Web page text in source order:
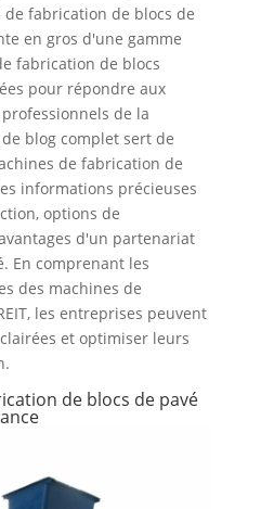
fabrication de blocs de
en gros d'une gamme
fabrication de blocs
pour répondre aux
de la
blog complet sert de
de fabrication de
informations précieuses
options de
d'un partenariat
En comprenant les
des machines de
les entreprises peuvent
et optimiser leurs
de blocs de pavé